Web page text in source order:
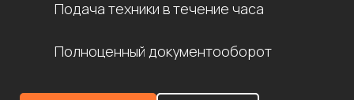
Подача техники в течение часа
Полноценный документооборот